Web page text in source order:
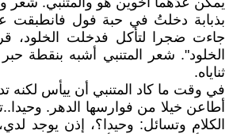
بذبابة دخلتُ في حبة فول فانطبقت
جاءت ضجرا لتأكل فدخلت الخلود،
الخلود". شعر المتنبي أشبه بنقطة
ثناياه.
في وقت ما كاد المتنبي أن ييأس لكنه
أطاعن خيلا من فوارسها الدهر.
الكلام وتسائل: وحيدا؟، إذن يوجد